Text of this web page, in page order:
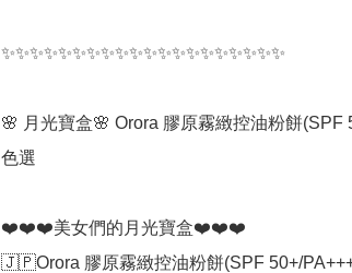
✨✨✨✨✨✨✨✨✨✨✨✨✨✨✨✨✨✨✨✨
🌸 月光寶盒🌸 Orora 膠原霧緻控油粉餅(SPF
色選
❤️❤️❤️美女們的月光寶盒❤️❤️❤️
🇯🇵Orora 膠原霧緻控油粉餅(SPF 50+/